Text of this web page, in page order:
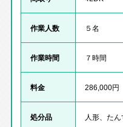
作業人数 ５名
作業時間 ７時間
料金 286,000円
処分品 人形、た